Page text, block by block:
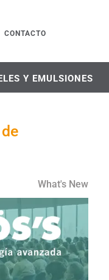
CONTACTO
Y EMULSIONES
What's New